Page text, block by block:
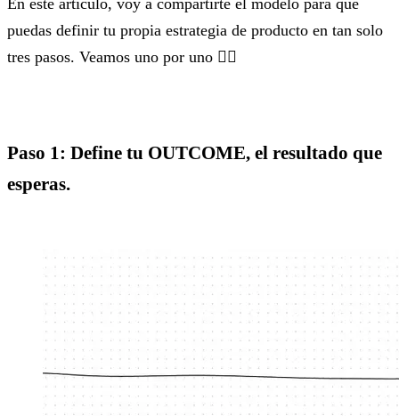
puedas definir tu propia estrategia de producto en tan solo
tres pasos. Veamos uno por uno 👇🏼
Paso 1: Define tu OUTCOME, el resultado que
esperas.